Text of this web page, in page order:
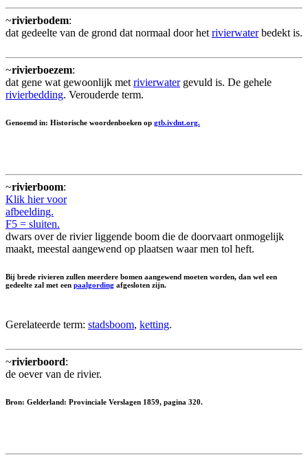
~rivierbodem:
dat gedeelte van de grond dat normaal door het rivierwaterbedekt is.
~rivierboezem:
dat gene wat gewoonlijk met rivierwatergevuld is. De gehele
rivierbedding. Verouderde term.
Genoemd in: Historische woordenboeken op gtb.ivdnt.org.
~rivierboom:
Klik hier voor
afbeelding.
F5 = sluiten.
dwars over de rivier liggende boom die de doorvaart onmogelijk
maakt, meestal aangewend op plaatsen waar men tol heft.
Bij brede rivieren zullen meerdere bomen aangewend moeten worden, dan wel een
gedeelte zal met een paalgording afgesloten zijn.
Gerelateerde term: stadsboom, ketting.
~rivierboord:
de oever van de rivier.
Bron: Gelderland: Provinciale Verslagen 1859, pagina 320.